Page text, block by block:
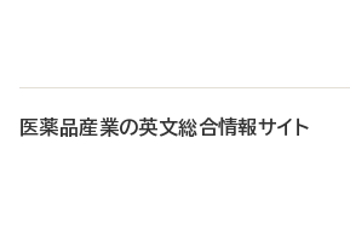
医薬品産業の英文総合情報サイト